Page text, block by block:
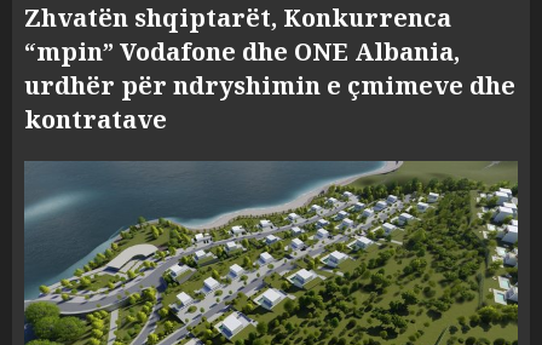
Zhvatën shqiptarët, Konkurrenca
“mpin” Vodafone dhe ONE Albania,
urdhër për ndryshimin e çmimeve dhe
kontratave